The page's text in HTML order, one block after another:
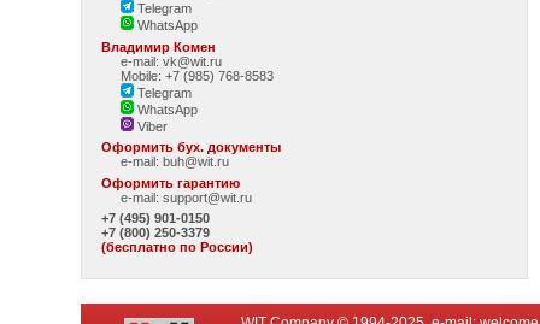
Telegram
WhatsApp
Владимир Комен
e-mail: vk@wit.ru
Mobile: +7 (985) 768-8583
Telegram
WhatsApp
Viber
Оформить бух. документы
e-mail:buh@wit.ru
Оформить гарантию
e-mail:support@wit.ru
+7 (495) 901-0150
+7 (800) 250-3379
(бесплатно по России)